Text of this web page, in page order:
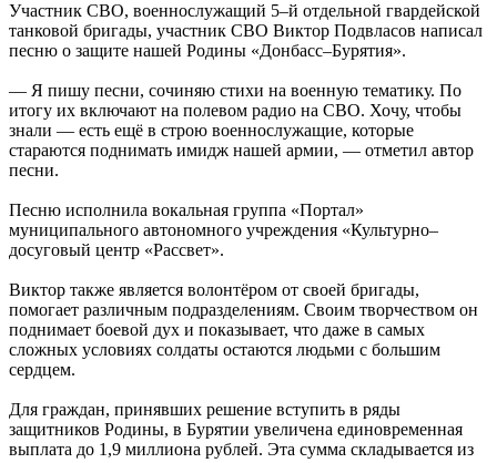
Участник СВО, военнослужащий 5–й отдельной гвардейской
танковой бригады, участник СВО Виктор Подвласов написал
песню о защите нашей Родины «Донбасс–Бурятия».
— Я пишу песни, сочиняю стихи на военную тематику. По
итогу их включают на полевом радио на СВО. Хочу, чтобы
знали — есть ещё в строю военнослужащие, которые
стараются поднимать имидж нашей армии, — отметил автор
песни.
Песню исполнила вокальная группа «Портал»
муниципального автономного учреждения «Культурно–
досуговый центр «Рассвет».
Виктор также является волонтёром от своей бригады,
помогает различным подразделениям. Своим творчеством он
поднимает боевой дух и показывает, что даже в самых
сложных условиях солдаты остаются людьми с большим
сердцем.
Для граждан, принявших решение вступить в ряды
защитников Родины, в Бурятии увеличена единовременная
выплата до 1,9 миллиона рублей. Эта сумма складывается из